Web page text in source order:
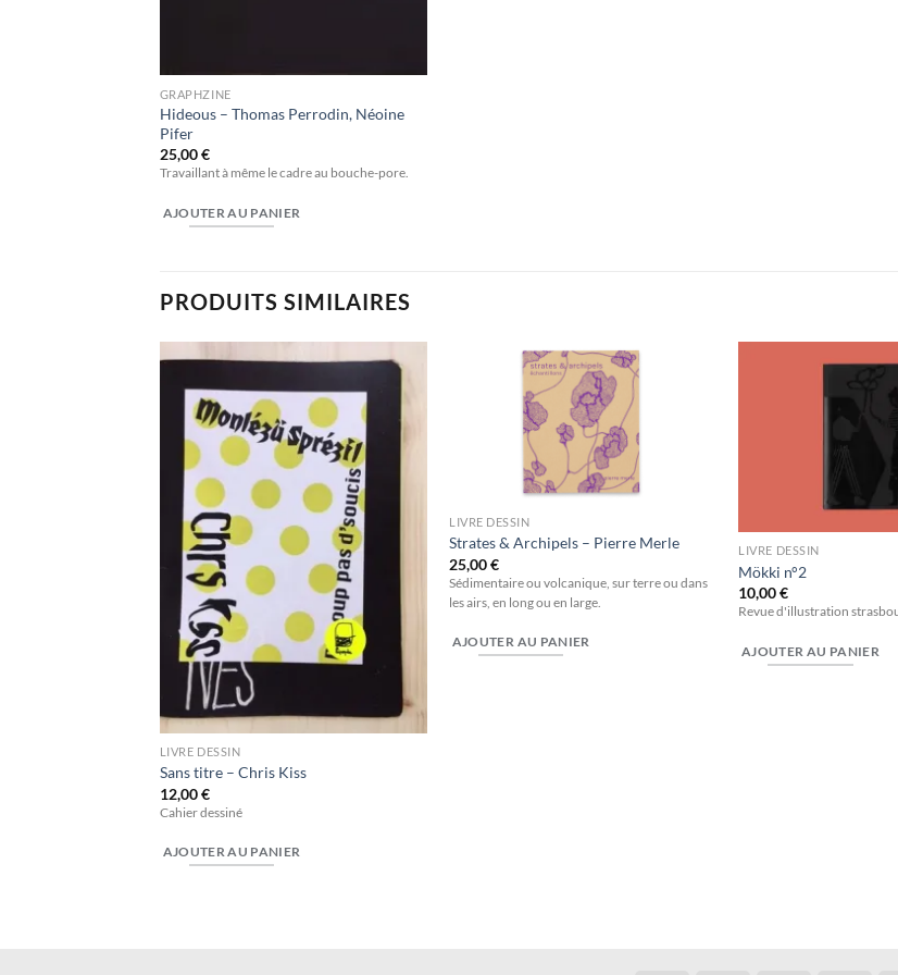
GRAPHZINE
Hideous – Thomas Perrodin, Néoine
Pifer
25,00€
Travaillant à même le cadre au bouche-pore.
AJOUTER AU PANIER
PRODUITS SIMILAIRES
wishlist
LIVRE DESSIN
Sans titre – Chris Kiss
12,00€
Cahier dessiné
AJOUTER AU PANIER
LIVRE DESSIN
Strates & Archipels – Pierre Merle
25,00€
Sédimentaire ou volcanique, sur terre ou dans
les airs, en long ou en large.
AJOUTER AU PANIER
LIVRE DESSIN
Mökki n°2
10,00€
Revue d'illustration
AJOUTER AU PANIER